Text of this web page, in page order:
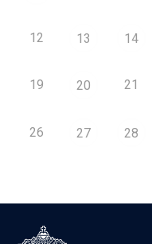
12 13 14
19 20 21
26 27 28